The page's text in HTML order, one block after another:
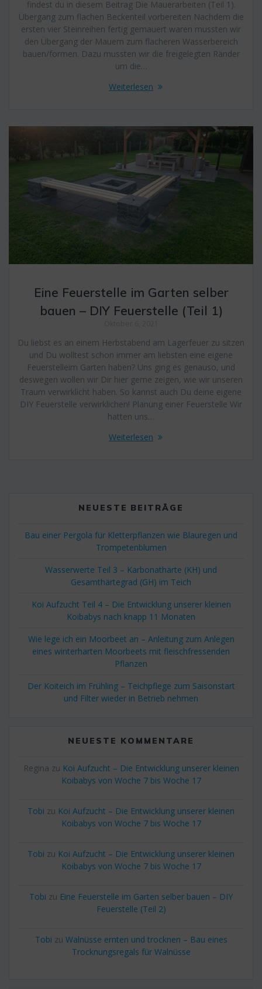
findest du in diesem Beitrag Die Mauerarbeiten (Teil 1).
Übergang zum flachen Beckenteil vorbereiten Nachdem die
ersten vier Steinreihen fertig gemauert waren mussten wir
den Übergang der Mauern zum flacheren Wasserbereich
bauen/formen. Dazu mussten wir die freigelegten Ränder
um die…
Weiterlesen
Eine Feuerstelle im Garten selber
bauen – DIY Feuerstelle (Teil 1)
Du liebst es an einem Herbstabend am Lagerfeuer zu sitzen
und Du wolltest schon immer am liebsten eine eigene
Feuerstelleim Garten haben? Uns ging es genauso, und
deswegen wollen wir Dir hier gerne zeigen, wie wir unseren
Traum verwirklicht haben. So kannst auch Du deine eigene
DIY Feuerstelle verwirklichen! Planung einer Feuerstelle Wir
hatten uns…
Weiterlesen
NEUESTE BEITRÄGE
Bau einer Pergola für Kletterpflanzen wie Blauregen und
Trompetenblumen
Wasserwerte Teil 3 – Karbonathärte (KH) und
Gesamthärtegrad (GH) im Teich
Koi Aufzucht Teil 4 – Die Entwicklung unserer kleinen
Koibabys nach knapp 11 Monaten
Wie lege ich ein Moorbeet an – Anleitung zum Anlegen
eines winterharten Moorbeets mit fleischfressenden
Pflanzen
Der Koiteich im Frühling – Teichpflege zum Saisonstart
und Filter wieder in Betrieb nehmen
NEUESTE KOMMENTARE
Regina zu Koi Aufzucht – Die Entwicklung unserer kleinen
Koibabys von Woche 7 bis Woche 17
Tobi zu Koi Aufzucht – Die Entwicklung unserer kleinen
Koibabys von Woche 7 bis Woche 17
Tobi zu Koi Aufzucht – Die Entwicklung unserer kleinen
Koibabys von Woche 7 bis Woche 17
Tobi zu Eine Feuerstelle im Garten selber bauen – DIY
Feuerstelle (Teil 2)
Tobi zu Walnüsse ernten und trocknen – Bau eines
Trocknungsregals für Walnüsse